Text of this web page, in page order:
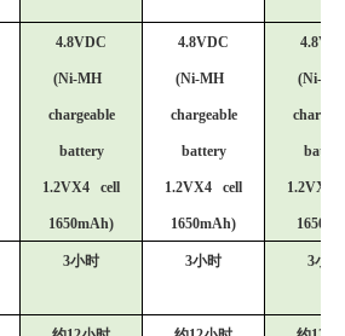
4.8VDC
(Ni-MH
chargeable
battery
1.2VX4 cell
1650mAh)
4.8VDC
(Ni-MH
chargeable
battery
1.2VX4 cell
1650mAh)
(Ni-
1.2VX4
3小时 3小时 3小时